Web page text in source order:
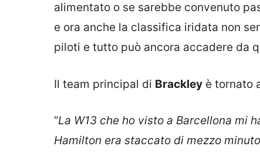
alimentato o se sarebbe convenuto
e ora anche la classifica iridata non
piloti e tutto può ancora accadere da
Il team principal di Brackley è tornato
“La W13 che ho visto a Barcellona mi
Hamilton era staccato di mezzo